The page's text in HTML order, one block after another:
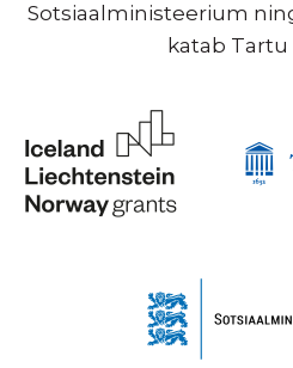
Sotsiaalministeerium
katab Tartu